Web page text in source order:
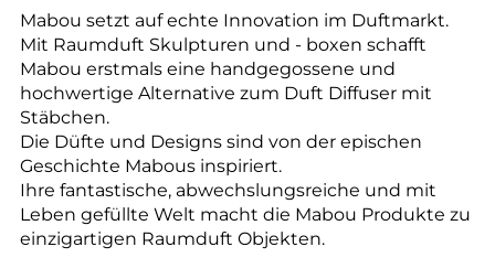
Mabou setzt auf echte Innovation im Duftmarkt.
Mit Raumduft Skulpturen und - boxen schafft
Mabou erstmals eine handgegossene und
hochwertige Alternative zum Duft Diffuser mit
Stäbchen.
Die Düfte und Designs sind von der epischen
Geschichte Mabous inspiriert.
Ihre fantastische, abwechslungsreiche und mit
Leben gefüllte Welt macht die Mabou Produkte zu
einzigartigen Raumduft Objekten.